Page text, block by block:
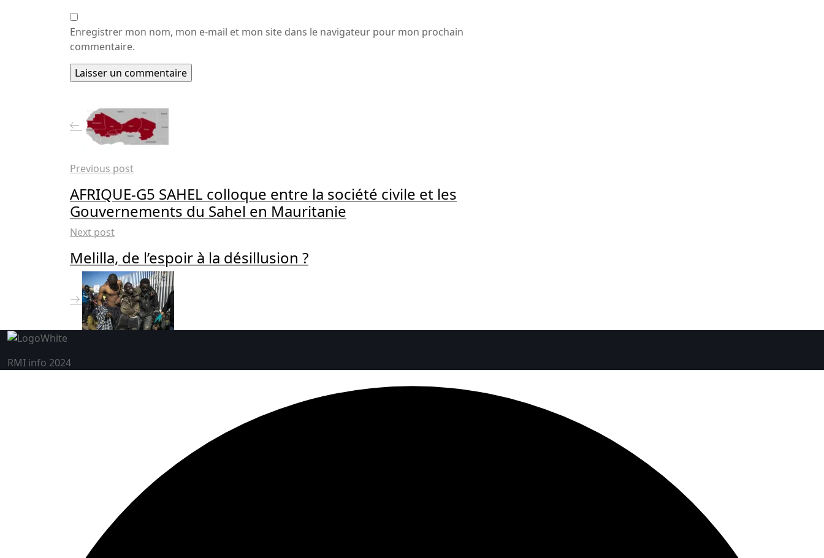
Enregistrer mon nom, mon e-mail et mon site dans le navigateur pour mon prochain
commentaire.
Previous post
AFRIQUE-G5 SAHEL colloque entre la société civile et les
Gouvernements du Sahel en Mauritanie
Next post
Melilla, de l’espoir à la désillusion ?
RMI info 2024